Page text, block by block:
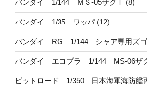
バンダイ 1/144 ＭＳ-05ザクⅠ (8)
バンダイ 1/35 ワッパ(12)
バンダイ RG 1/144 シャア専用ズゴ
バンダイ エコプラ 1/144 MS-06ザ
ピットロード 1/350 日本海軍海防艦